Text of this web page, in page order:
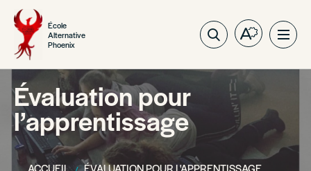
École
Alternative
Phoenix
Ouvrez
barre
d'outils
Évaluation pour
l’apprentissage
ACCUEIL ÉVALUATION POUR L'APPRENTISSAGE